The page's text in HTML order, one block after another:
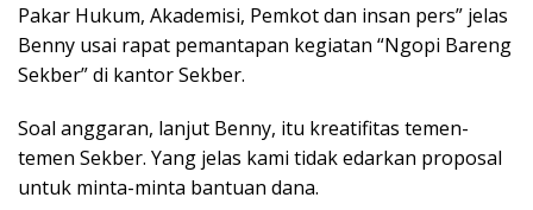
Pakar Hukum, Akademisi, Pemkot dan insan pers” jelas
Benny usai rapat pemantapan kegiatan “Ngopi Bareng
Sekber” di kantor Sekber.
Soal anggaran, lanjut Benny, itu kreatifitas temen-
temen Sekber. Yang jelas kami tidak edarkan proposal
untuk minta-minta bantuan dana.